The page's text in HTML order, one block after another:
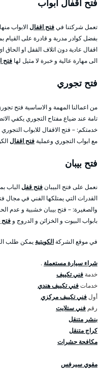
فتح اقفال ابواب
تعمل شركتنا فيفتح اقفالالابواب
بفضل كوادر مدربة و قادرة على القيام
اقفال عادية دون اتلاف القفل او
الى مهارة عالية و خبرة لا مثيل لها فتح
فتح تجوري
من اعمالنا المهمة و الاساسية فتح
تامة عند ضياع مفتاح التجوري يكفي
خدمتكم: – فتح الاقفال للابواب
مع ابواب التجوري وعمليةفتح اقفال
فتح بيبان
نعمل على فتح البيبانفتح قفلالباب
القدرات التي يمتلكها الفني في مجال
والصغيرة: – فتح بيبان خشبية و عدم
بابواب البيوت و الخزائن و الدروج و فتح
في موقع الشركةالكويتية يمكن طلب
شراء سيارة مستعملة .
خدمة فني تكييف
خدماتفني تكييف هندي
أولفني تكييف مركزي
رقم فني ستلايت
بنشر متنقل
كراج متنقل
مكافحة حشرات
مقوي سيرفس